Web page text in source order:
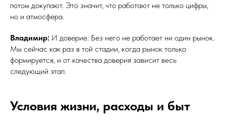
потом докупают. Это значит, что работают не только цифры,
но и атмосфера.
Владимир: И доверие. Без него не работает ни один рынок.
Мы сейчас как раз в той стадии, когда рынок только
формируется, и от качества доверия зависит весь
следующий этап.
Условия жизни, расходы и быт